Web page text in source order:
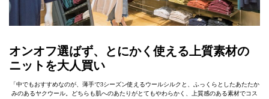
オンオフ選ばず、とにかく使える上質素材の
ニットを大人買い
「中でもおすすめなのが、薄手で3シーズン使えるウールシルクと、ふっくらとしたあたたか
みのあるヤクウール。どちらも肌へのあたりがとてもやわらかく、上質感のある素材でコス